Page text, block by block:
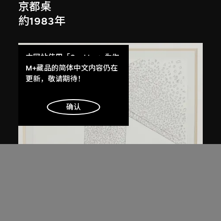
京都桌
約1983年
本网站使用「Cookies」为你
提供最好的网站体验。
了解更多
明白
M+藏品的简体中文内容仍在
更新，敬请期待！
确认